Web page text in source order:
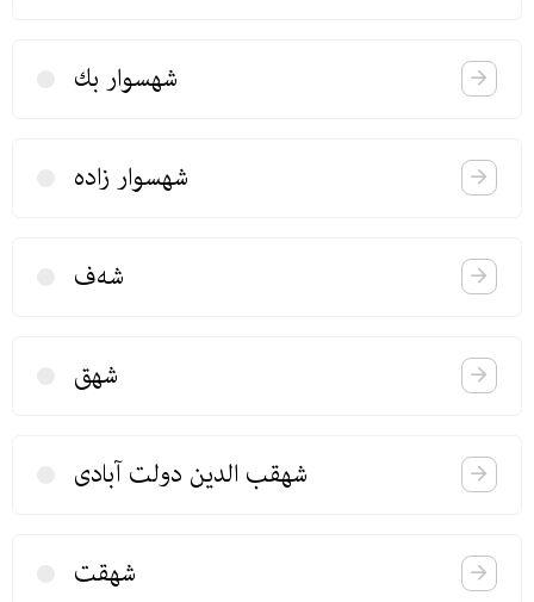
شهسوار بك
شهسوار زادە
شه‌ف
شهق
شهقب الدین دولت آبادی
شهقت